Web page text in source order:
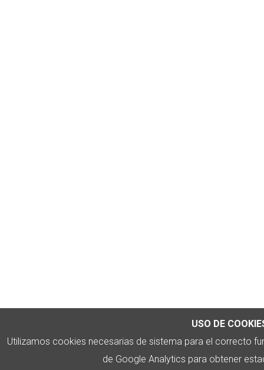
USO DE
Utilizamos cookies necesarias de sistema para el correcto
de Google Analytics para obtener